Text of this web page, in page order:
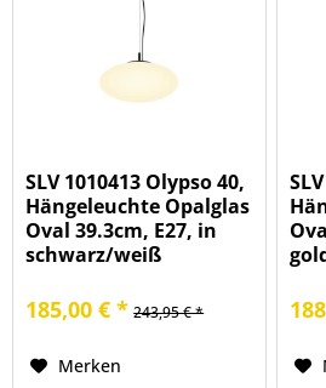
SLV 1010413 Olypso 40,
Hängeleuchte Opalglas
Oval 39.3cm, E27, in
schwarz/weiß
185,00 € * 243,95 € *
Merken